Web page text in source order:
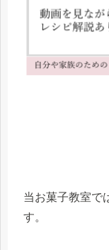
当お菓子教室で
す。